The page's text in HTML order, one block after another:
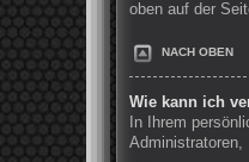
oben auf der
NACH OBEN
Wie kann ich
In Ihrem
Administratoren,